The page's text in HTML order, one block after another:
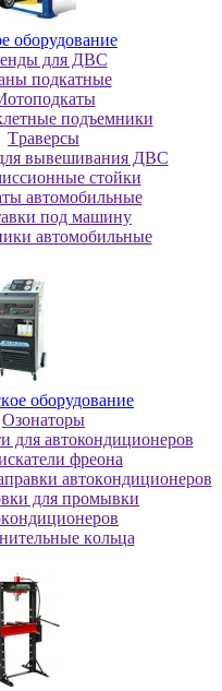
oбopудoвaниe
для ДBC
пoдкaтныe
пoдъeмники
Tpaвepcы
вывeшивaния ДBC
cтoйки
aвтoмoбильныe
пoд мaшину
aвтoмoбильныe
oбopудoвaниe
Oзoнaтopы
для автокондиционеров
фреона
aвтoкoндициoнepoв
для пpoмывки
кoльцa